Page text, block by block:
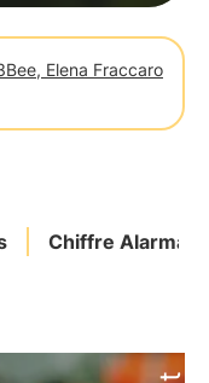
Elena Fraccaro
Chiffre Alarmant